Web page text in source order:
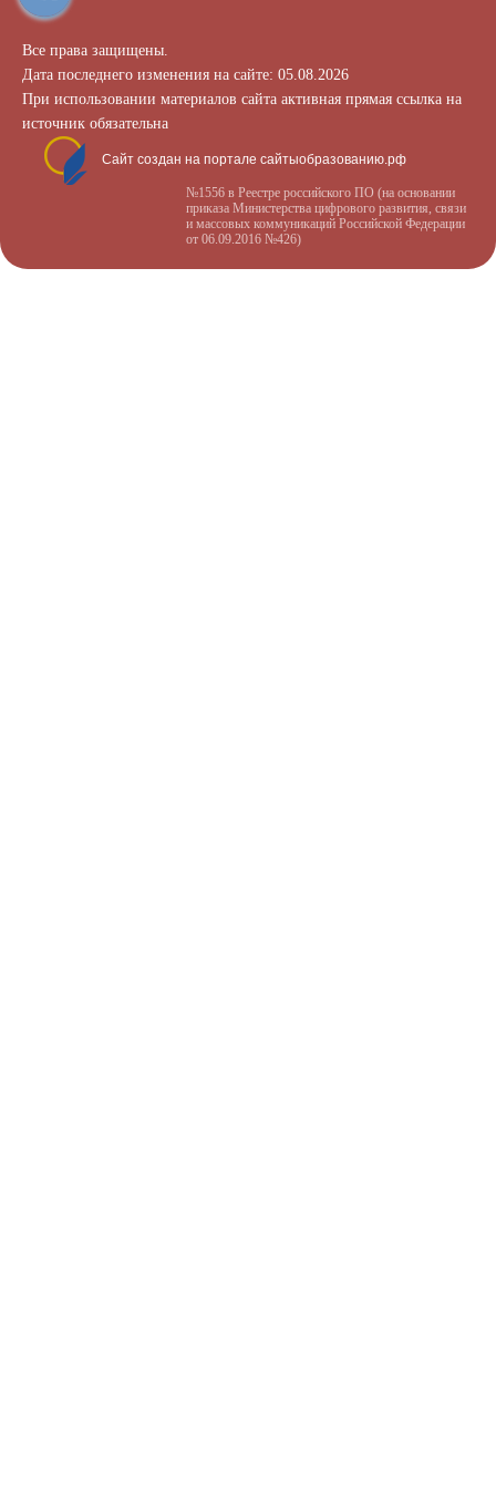
Все права защищены.
Дата последнего изменения на сайте: 05.08.2026
При использовании материалов сайта активная прямая ссылка на
источник обязательна
Сайт создан на портале сайтыобразованию.рф
№1556 в Реестре российского ПО (на основании
приказа Министерства цифрового развития, связи
и массовых коммуникаций Российской Федерации
от 06.09.2016 №426)